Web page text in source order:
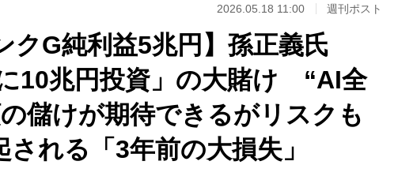
2026.05.18 11:00 週刊ポスト
クG純利益5兆円】孫正義氏
10兆円投資」の大賭け “AI全
儲けが期待できるがリスクも
れる「3年前の大損失」